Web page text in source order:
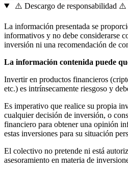
⚠️ Descargo de responsabilidad ⚠️
La información presentada se
informativos y no debe considerarse
inversión ni una recomendación de
La información contenida puede
Invertir en productos financieros
etc.) es intrínsecamente riesgoso y
Es imperativo que realice su propia
cualquier decisión de inversión, o
financiero para obtener una opinión
estas inversiones para su situación
El colectivo no pretende ni está
asesoramiento en materia de